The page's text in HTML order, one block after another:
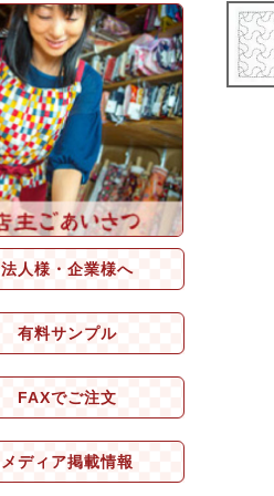
法人様・企業様へ
有料サンプル
FAXでご注文
メディア掲載情報